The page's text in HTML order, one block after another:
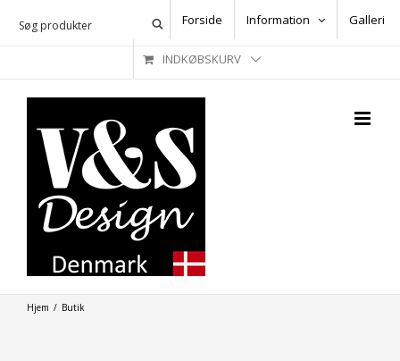
Forside Information Galleri
INDKØBSKURV
Hjem / Butik